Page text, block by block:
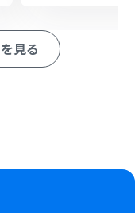
末にテキストを追
が生成した要約テキ
見る